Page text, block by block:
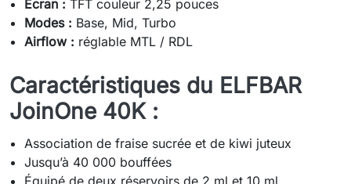
Écran : TFT couleur 2,25 pouces
Modes : Base, Mid, Turbo
Airflow : réglable MTL / RDL
Caractéristiques du ELFBAR
JoinOne 40K :
Association de fraise sucrée et de kiwi juteux
Jusqu’à 40 000 bouffées
Équipé de deux réservoirs de 2 ml et 10 ml